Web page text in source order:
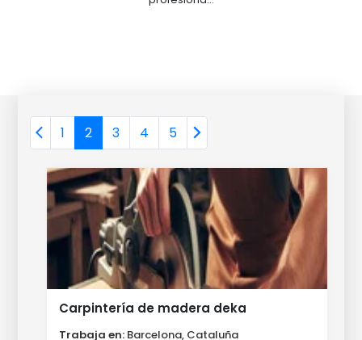
1 2 3 4 5
Carpintería de madera deka
Trabaja en: Barcelona, Cataluña